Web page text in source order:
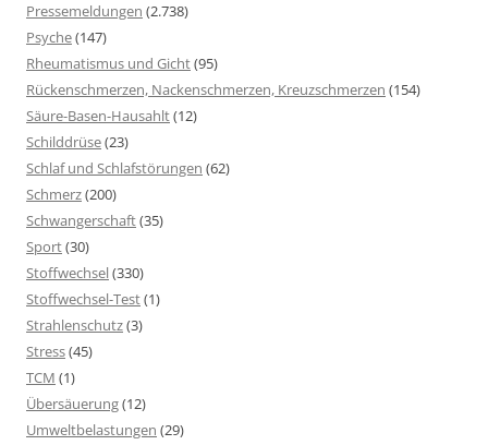
Pressemeldungen (2.738)
Psyche(147)
Rheumatismus und Gicht(95)
Rückenschmerzen, Nackenschmerzen, Kreuzschmerzen (154)
Säure-Basen-Hausahlt(12)
Schilddrüse(23)
Schlaf und Schlafstörungen (62)
Schmerz(200)
Schwangerschaft(35)
Sport(30)
Stoffwechsel(330)
Stoffwechsel-Test(1)
Strahlenschutz(3)
Stress(45)
TCM (1)
Übersäuerung(12)
Umweltbelastungen (29)